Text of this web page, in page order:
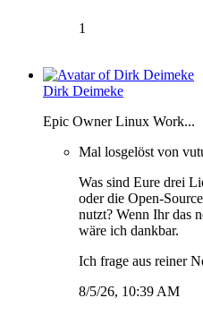
1
Dirk Deimeke
Epic Owner Linux Work...
Mal losgelöst von
Was sind Eure drei
oder die Open-
nutzt? Wenn Ihr das
wäre ich dankbar.
Ich frage aus reiner
8/5/26, 10:39 AM